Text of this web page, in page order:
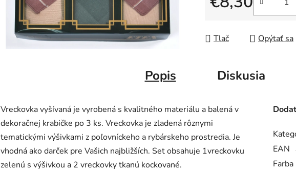
Jednotková cena:
Tlač Opýtať sa
Popis Diskusia
Vreckovka vyšívaná je vyrobená s kvalitného materiálu a balená v
dekoračnej krabičke po 3 ks. Vreckovka je zladená rôznymi
tematickými výšivkami z poľovníckeho a rybárskeho prostredia. Je
vhodná ako darček pre Vašich najbližších. Set obsahuje 1vreckovku
zelenú s výšivkou a 2 vreckovky tkanú kockované.
EAN
Farba